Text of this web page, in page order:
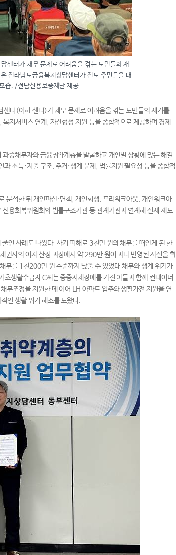
센터가 채무 문제로 어려움을 겪는 도민들의 재
전라남도금융복지상담센터가 진도 주민들을 대
습. /전남신용보증재단 제공
터(이하 센터)가 채무 문제로 어려움을 겪는 도민들의 재기를
지서비스 연계, 자산형성 지원 등을 종합적으로 제공하며 경제
중채무자와 금융취약계층을 발굴하고 개인별 상황에 맞는 해결
소득·지출 구조, 주거·생계 문제, 법률지원 필요성 등을 종합적
분석한 뒤 개인파산·면책, 개인회생, 프리워크아웃, 개인워크아
용회복위원회와 법률구조기관 등 관계기관과 연계해 실제 제도
인 사례도 나왔다. 사기 피해로 3천만 원의 채무를 떠안게 된 한
권사의 이자 산정 과정에서 약 290만 원이 과다 반영된 사실을 확
무를 1천200만 원 수준까지 낮출 수 있었다.채무와 생계 위기가
생활수급자 C씨는 중증지체장애를 가진 아들과 함께 컨테이너
무조정을 지원한 데 이어 LH 아파트 입주와 생활가전 지원을 연
인 생활 위기 해소를 도왔다.